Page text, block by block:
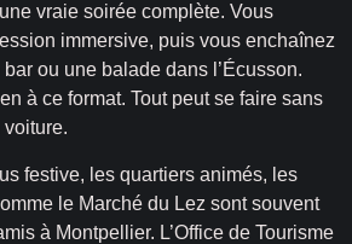
vraie soirée complète. Vous
immersive, puis vous enchaînez
ou une balade dans l’Écusson.
à ce format. Tout peut se faire sans
festive, les quartiers animés, les
le Marché du Lez sont souvent
à Montpellier. L’Office de Tourisme